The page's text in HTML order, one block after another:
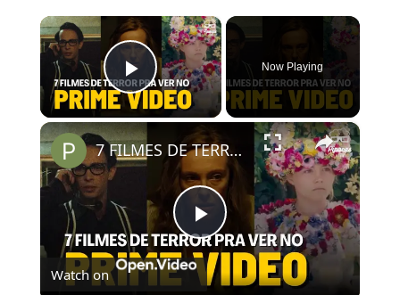
×
Play Video
Now Playing
×
Play
7 FILMES DE TERROR ASSUSTADORES PRA VER NO AMAZON PRIME VIDEO
Watch on